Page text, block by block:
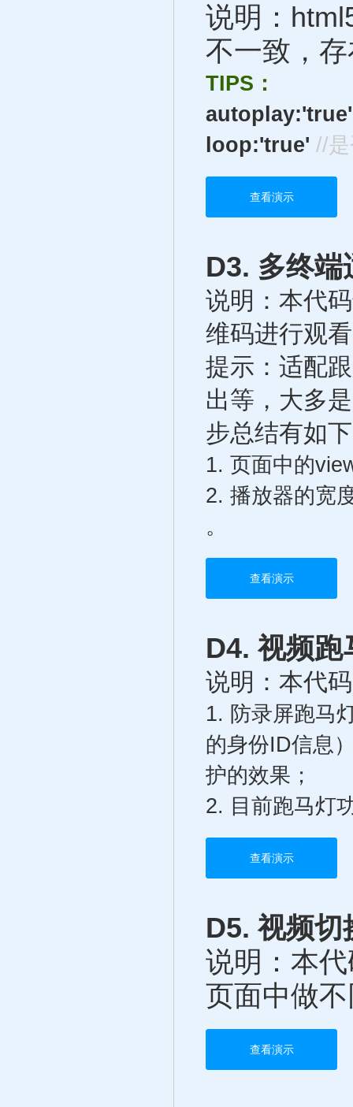
说明：
不一致，
TIPS：
loop:'true' //
查看演示
D3. 多终端
说明：本代
维码进行观
提示：适配
出等，大多
步总结有如
1. 页面中的
2. 播放器的宽
。
查看演示
D4. 视频跑
说明：本代
1. 防录屏跑马
的身份ID信息
护的效果；
2. 目前跑马灯
查看演示
D5. 视频切
说明：本
页面中做
查看演示